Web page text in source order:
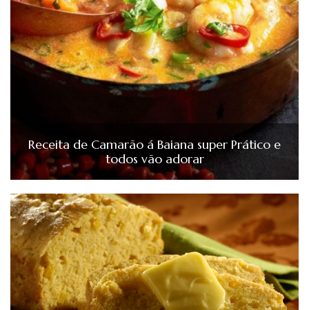
Receita de Camarão á Baiana super Prático e
todos vão adorar